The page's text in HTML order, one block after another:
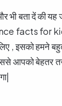
भी बता दें की
facts for
, इसको हमने
इससे आपको बेहतर